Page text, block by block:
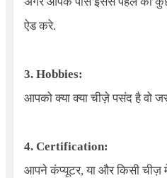
ऐड करे.
3. Hobbies:
आपको क्या क्या चीज़े पसंद है वो
4. Certification:
आपने कंप्यूटर, या और किसी चीज़